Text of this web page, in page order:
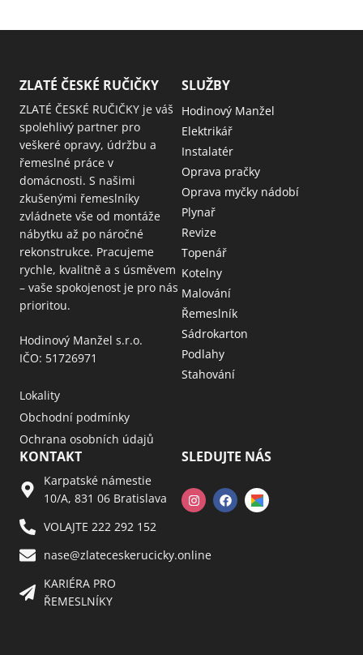
ZLATÉ ČESKÉ RUČIČKY
ZLATÉ ČESKÉ RUČIČKY je váš
spolehlivý partner pro
veškeré opravy, údržbu a
řemeslné práce v
domácnosti. S našimi
zkušenými řemeslníky
zvládnete vše od montáže
nábytku až po náročné
rekonstrukce. Pracujeme
rychle, kvalitně a s úsměvem
– vaše spokojenost je pro nás
prioritou.
Hodinový Manžel s.r.o.
IČO: 51726971
Lokality
Obchodní podmínky
Ochrana osobních údajů
SLUŽBY
Hodinový Manžel
Elektrikář
Instalatér
Oprava pračky
Oprava myčky nádobí
Plynař
Revize
Topenář
Kotelny
Malování
Řemeslník
Sádrokarton
Podlahy
Stahování
KONTAKT
Karpatské námestie
10/A, 831 06 Bratislava
VOLAJTE 222 292 152
nase@zlateceskerucicky.online
KARIÉRA PRO
ŘEMESLNÍKY
SLEDUJTE NÁS